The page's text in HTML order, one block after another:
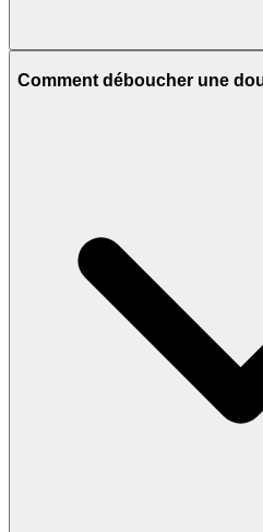
Comment déboucher une